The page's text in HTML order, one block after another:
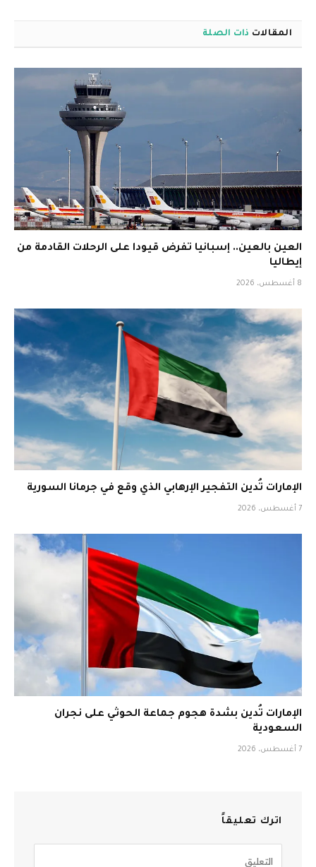
المقالات ذات الصلة
العين بالعين.. إسبانيا تفرض قيودا على الرحلات القادمة من
إيطاليا
8 أغسطس، 2026
الإمارات تُدين التفجير الإرهابي الذي وقع في جرمانا السورية
7 أغسطس، 2026
الإمارات تُدين بشدة هجوم جماعة الحوثي على نجران
السعودية
7 أغسطس، 2026
اترك تعليقاً